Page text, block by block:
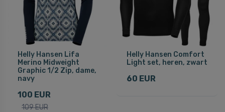
Helly Hansen Lifa
Merino Midweight
Graphic 1/2 Zip, dame,
navy
100 EUR
109 EUR
Helly Hansen Comfort
Light set, heren, zwart
60 EUR